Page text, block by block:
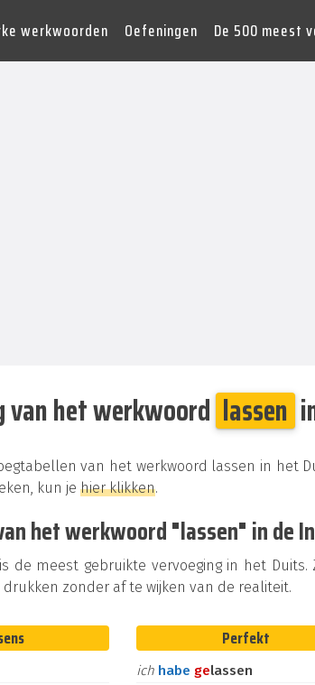
werkwoorden Oefeningen De 500 meest
van het werkwoord lassen
van het werkwoord lassen in het
kun je hier klikken.
het werkwoord "lassen" in de
de meest gebruikte vervoeging in het
zonder af te wijken van de realiteit.
Perfekt
ich habe gelassen